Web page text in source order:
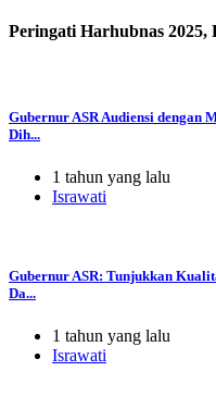
Peringati Harhubnas 2025,
Gubernur ASR Audiensi dengan
Dih...
1 tahun yang lalu
Israwati
Gubernur ASR: Tunjukkan
Da...
1 tahun yang lalu
Israwati